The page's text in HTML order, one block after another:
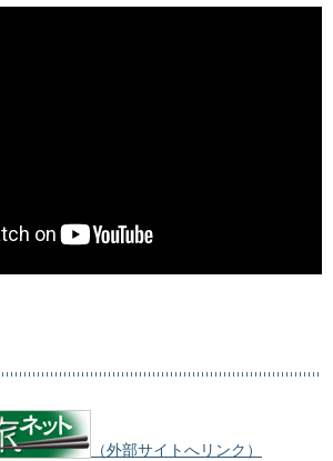
（外部サイトへリンク）